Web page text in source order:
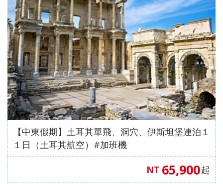
【中東假期】土耳其單飛、洞穴、伊斯坦堡連泊１
１日（土耳其航空）#加班機
NT 65,900起